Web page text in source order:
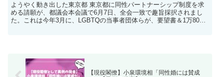
ようやく動き出した東京都 東京都に同性パートナーシップ制度を求
める請願が、都議会本会議で6月7日、全会一致で趣旨採択されまし
た。これは今年3月に、LGBTQの当事者団体らが、要望書＆1万8000
【現役閣僚】小泉環境相「同性婚には賛成